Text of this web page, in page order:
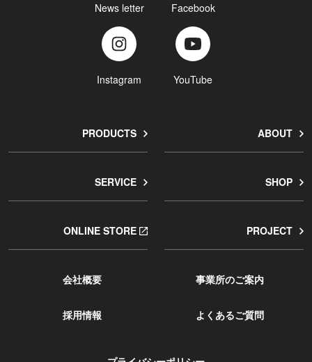
News letter Facebook
Instagram YouTube
PRODUCTS ABOUT
SERVICE SHOP
ONLINE STORE PROJECT
会社概要 事業所のご案内
採用情報 よくあるご質問